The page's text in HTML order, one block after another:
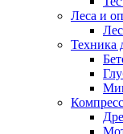
Леса и
Техника